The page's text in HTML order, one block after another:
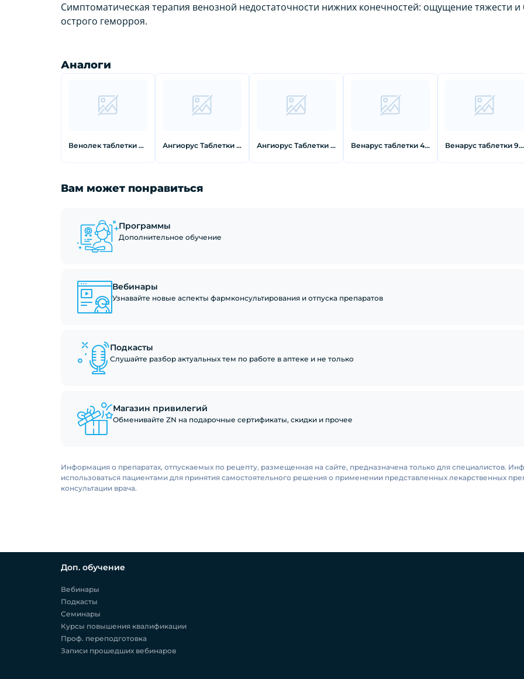
Симптоматическая терапия венозной недостаточности нижних конечностей: ощущение тяжести
острого геморроя.
Аналоги
Венолек таблетки покрытые оболочкой 500 мг 30 шт Ангиорус Таблетки покрытые оболочкой 450 мг + 50 мг 60 шт Ангиорус Таблетки покрытые оболочкой 900 мг+100 мг 30 шт Венарус таблетки 450 мг + 50 мг 60 шт Венарус таблетки 900 мг + 100 мг 60 шт
Вам может понравиться
Программы
Дополнительное обучение
Вебинары
Узнавайте новые аспекты фармконсультирования и отпуска препаратов
Подкасты
Слушайте разбор актуальных тем по работе в аптеке и не только
Магазин привилегий
Обменивайте ZN на подарочные сертификаты, скидки и прочее
Информация о препаратах, отпускаемых по рецепту, размещенная на сайте, предназначена только для специалистов.
использоваться пациентами для принятия самостоятельного решения о применении представленных лекарственных
консультации врача.
Доп. обучение
Вебинары
Подкасты
Семинары
Курсы повышения квалификации
Проф. переподготовка
Записи прошедших вебинаров